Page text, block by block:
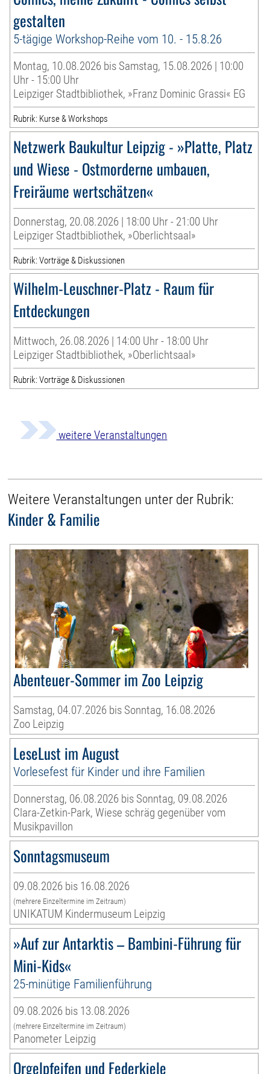
gestalten
5-tägige Workshop-Reihe vom 10. - 15.8.26
Montag, 10.08.2026 bis Samstag, 15.08.2026 | 10:00
Uhr - 15:00 Uhr
Leipziger Stadtbibliothek, »Franz Dominic Grassi« EG
Rubrik: Kurse & Workshops
Netzwerk Baukultur Leipzig - »Platte, Platz
und Wiese - Ostmorderne umbauen,
Freiräume wertschätzen«
Donnerstag, 20.08.2026 | 18:00 Uhr - 21:00 Uhr
Leipziger Stadtbibliothek, »Oberlichtsaal»
Rubrik: Vorträge & Diskussionen
Wilhelm-Leuschner-Platz - Raum für
Entdeckungen
Mittwoch, 26.08.2026 | 14:00 Uhr - 18:00 Uhr
Leipziger Stadtbibliothek, »Oberlichtsaal»
Rubrik: Vorträge & Diskussionen
weitere Veranstaltungen
Weitere Veranstaltungen unter der Rubrik:
Kinder & Familie
Abenteuer-Sommer im Zoo Leipzig
Samstag, 04.07.2026 bis Sonntag, 16.08.2026
Zoo Leipzig
LeseLust im August
Vorlesefest für Kinder und ihre Familien
Donnerstag, 06.08.2026 bis Sonntag, 09.08.2026
Clara-Zetkin-Park, Wiese schräg gegenüber vom
Musikpavillon
Sonntagsmuseum
09.08.2026 bis 16.08.2026
(mehrere Einzeltermine im Zeitraum)
UNIKATUM Kindermuseum Leipzig
»Auf zur Antarktis – Bambini-Führung für
Mini-Kids«
25-minütige Familienführung
09.08.2026 bis 13.08.2026
(mehrere Einzeltermine im Zeitraum)
Panometer Leipzig
Orgelpfeifen und Federkiele